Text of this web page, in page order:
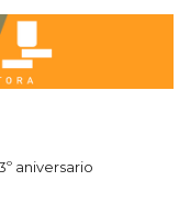
aniversario